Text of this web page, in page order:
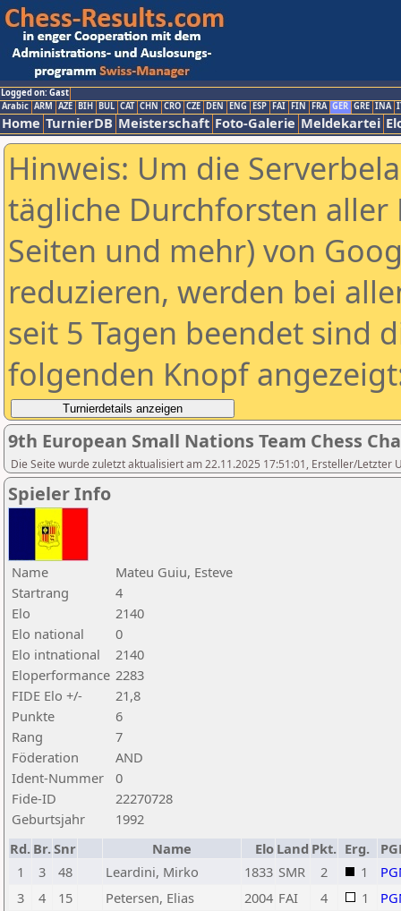
Logged on: Gast
Arabic ARM AZE BIH BUL CAT CHN CRO CZE DEN ENG ESP FAI FIN FRA GER GRE INA
Home TurnierDB Meisterschaft Foto-Galerie Meldekartei
Hinweis: Um die
tägliche Durchforsten aller
Seiten und mehr) von
reduzieren, werden bei
seit 5 Tagen beendet sind
folgenden Knopf
9th European Small Nations Team Chess
Die Seite wurde zuletzt aktualisiert am 22.11.2025 17:51:01, Ersteller/Letzter
Spieler Info
Name
Mateu Guiu, Esteve
Startrang
4
Elo
2140
Elo national
0
Elo intnational
2140
Eloperformance 2283
FIDE Elo +/-
21,8
Punkte
6
Rang
7
Föderation
AND
Ident-Nummer
0
Fide-ID
22270728
Geburtsjahr
1992
Rd. Br.Snr Name Elo Land Pkt. Erg.
1
3 48 Leardini, Mirko 1833 SMR 2 1
3
4 15 Petersen, Elias 2004 FAI 4 1